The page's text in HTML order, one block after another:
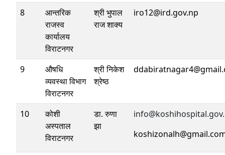
8
आन्तरिक
राजस्व
कार्यालय
विराटनगर
श्री भुपाल
राज शाक्य
iro12@ird.gov.np
9
औषधि
व्यवस्था विभाग
विराटनगर
श्री निकेश
श्रेष्ठ
10
कोशी
अस्पताल
विराटनगर
डा. रुणा
झा